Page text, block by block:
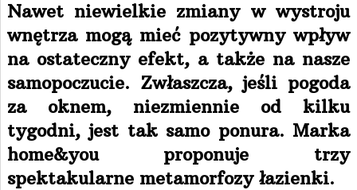
Nawet niewielkie zmiany w wystroju
wnętrza mogą mieć pozytywny wpływ
na ostateczny efekt, a także na nasze
samopoczucie. Zwłaszcza, jeśli pogoda
za oknem, niezmiennie od kilku
tygodni, jest tak samo ponura. Marka
home&you proponuje trzy
spektakularne metamorfozy łazienki.